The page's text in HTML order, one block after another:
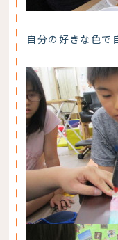
自分の好きな色で